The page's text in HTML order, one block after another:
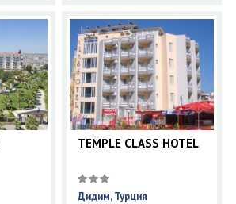
TEMPLE CLASS HOTEL
Дидим, Турция